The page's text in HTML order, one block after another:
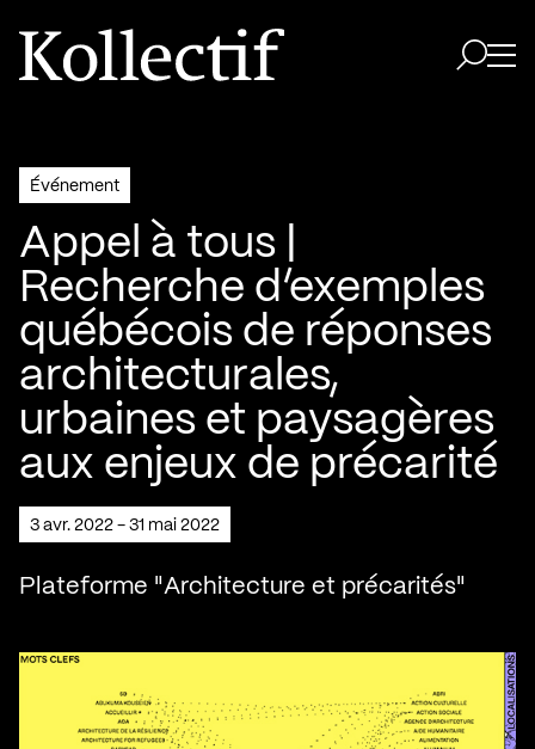
Aller à la page d'accueil
Logo Kollectif
Événement
Appel à tous |
Recherche d’exemples
québécois de réponses
architecturales,
urbaines et paysagères
aux enjeux de précarité
3 avr. 2022 - 31 mai 2022
Plateforme "Architecture et précarités"